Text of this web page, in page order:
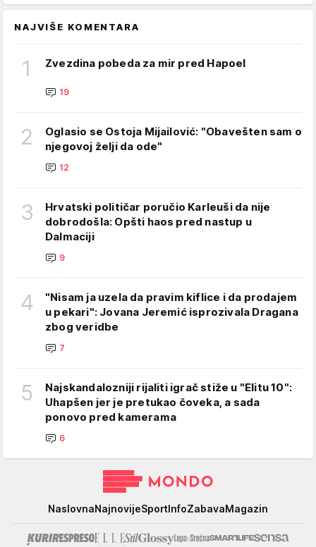
NAJVIŠE KOMENTARA
1 Zvezdina pobeda za mir pred Hapoel
19
2
Oglasio se Ostoja Mijailović: "Obavešten sam o
njegovoj želji da ode"
12
3
Hrvatski političar poručio Karleuši da nije
dobrodošla: Opšti haos pred nastup u
Dalmaciji
9
4
"Nisam ja uzela da pravim kiflice i da prodajem
u pekari": Jovana Jeremić isprozivala Dragana
zbog veridbe
7
5
Najskandalozniji rijaliti igrač stiže u "Elitu 10":
Uhapšen jer je pretukao čoveka, a sada
ponovo pred kamerama
6
NaslovnaNajnovijeSportInfoZabavaMagazin